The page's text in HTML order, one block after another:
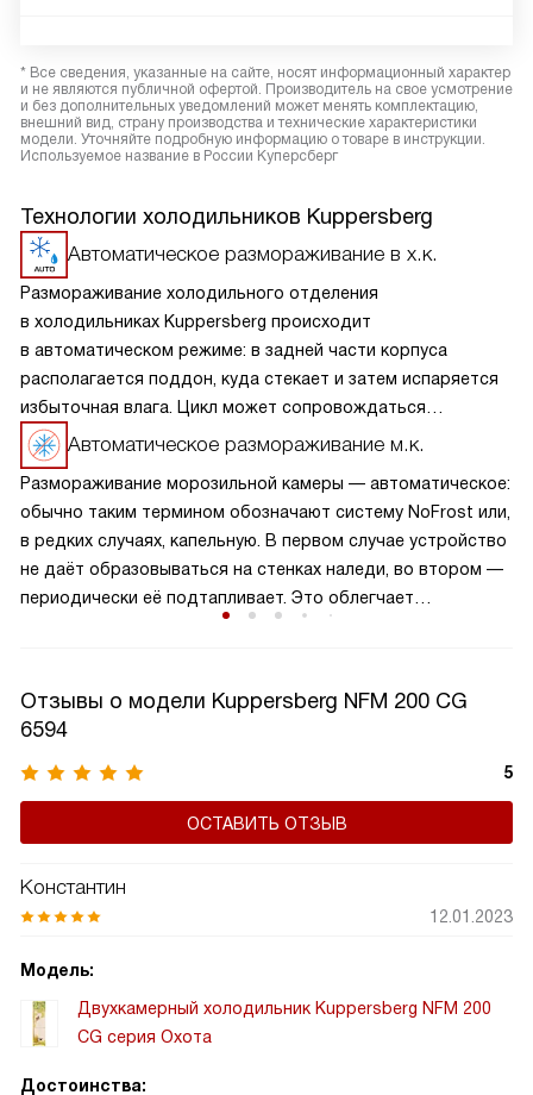
* Все сведения, указанные на сайте, носят информационный характер
и не являются публичной офертой. Производитель на свое усмотрение
и без дополнительных уведомлений может менять комплектацию,
внешний вид, страну производства и технические характеристики
модели. Уточняйте подробную информацию о товаре в инструкции.
Используемое название в России Куперсберг
Технологии холодильников Kuppersberg
Автоматическое размораживание в х.к.
Размораживание холодильного отделения
в холодильниках Kuppersberg происходит
в автоматическом режиме: в задней части корпуса
располагается поддон, куда стекает и затем испаряется
избыточная влага. Цикл может сопровождаться
небольшим шумом. Процесс не требует участия человека,
более того, применение дополнительных средств
категорически не рекомендуется.
Автоматическое размораживание м.к.
Размораживание морозильной камеры — автоматическое:
обычно таким термином обозначают систему NoFrost или,
в редких случаях, капельную. В первом случае устройство
не даёт образовываться на стенках наледи, во втором —
периодически её подтапливает. Это облегчает
Отзывы о модели Kuppersberg NFM 200 CG
6594
5
ОСТАВИТЬ ОТЗЫВ
Константин
12.01.2023
Модель:
Двухкамерный холодильник Kuppersberg NFM 200
CG серия Охота
Достоинства: